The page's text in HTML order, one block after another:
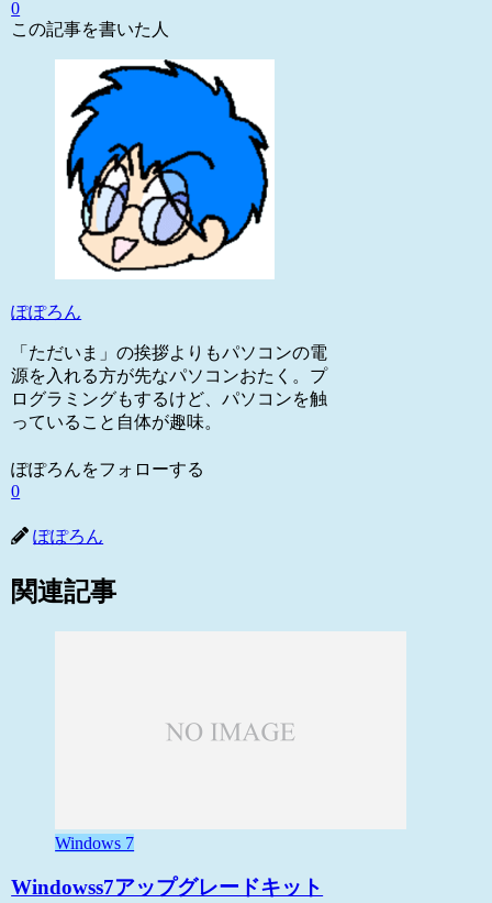
0
この記事を書いた人
ぽぽろん
「ただいま」の挨拶よりもパソコンの電
源を入れる方が先なパソコンおたく。プ
ログラミングもするけど、パソコンを触
っていること自体が趣味。
ぽぽろんをフォローする
0
ぽぽろん
関連記事
Windows 7
Windowss7アップグレードキット